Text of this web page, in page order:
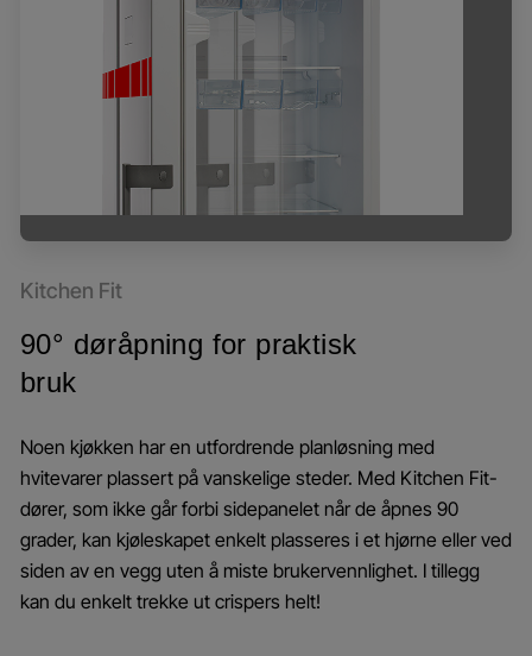
Kitchen Fit
90° døråpning for praktisk
bruk
Noen kjøkken har en utfordrende planløsning med
hvitevarer plassert på vanskelige steder. Med Kitchen Fit-
dører, som ikke går forbi sidepanelet når de åpnes 90
grader, kan kjøleskapet enkelt plasseres i et hjørne eller ved
siden av en vegg uten å miste brukervennlighet. I tillegg
kan du enkelt trekke ut crispers helt!